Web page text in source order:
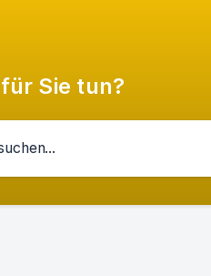
Sie tun?